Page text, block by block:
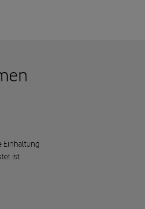
Einhaltung
ist.